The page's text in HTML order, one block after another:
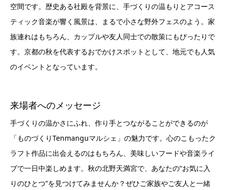
空間です。歴史ある社殿を背景に、手づくりの温もりとアコース
ティック音楽が響く風景は、まるで小さな野外フェスのよう。家
族連れはもちろん、カップルや友人同士での散策にもぴったりで
す。京都の秋を代表するおでかけスポットとして、地元でも人気
のイベントとなっています。
来場者へのメッセージ
手づくりの温かさにふれ、作り手とつながることができるのが
「ものづくりTenmanguマルシェ」の魅力です。心のこもったク
ラフト作品に出会えるのはもちろん、美味しいフードや音楽ライ
ブで一日中楽しめます。秋の北野天満宮で、あなたの“お気に入
りのひとつ”を見つけてみませんか？ぜひご家族やご友人と一緒